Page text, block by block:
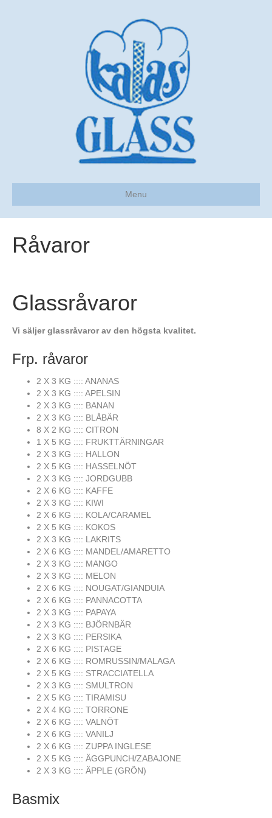
Menu
Råvaror
Glassråvaror
Vi säljer glassråvaror av den högsta kvalitet.
Frp. råvaror
2 X 3 KG :::: ANANAS
2 X 3 KG :::: APELSIN
2 X 3 KG :::: BANAN
2 X 3 KG :::: BLÅBÄR
8 X 2 KG :::: CITRON
1 X 5 KG :::: FRUKTTÄRNINGAR
2 X 3 KG :::: HALLON
2 X 5 KG :::: HASSELNÖT
2 X 3 KG :::: JORDGUBB
2 X 6 KG :::: KAFFE
2 X 3 KG :::: KIWI
2 X 6 KG :::: KOLA/CARAMEL
2 X 5 KG :::: KOKOS
2 X 3 KG :::: LAKRITS
2 X 6 KG :::: MANDEL/AMARETTO
2 X 3 KG :::: MANGO
2 X 3 KG :::: MELON
2 X 6 KG :::: NOUGAT/GIANDUIA
2 X 6 KG :::: PANNACOTTA
2 X 3 KG :::: PAPAYA
2 X 3 KG :::: BJÖRNBÄR
2 X 3 KG :::: PERSIKA
2 X 6 KG :::: PISTAGE
2 X 6 KG :::: ROMRUSSIN/MALAGA
2 X 5 KG :::: STRACCIATELLA
2 X 3 KG :::: SMULTRON
2 X 5 KG :::: TIRAMISU
2 X 4 KG :::: TORRONE
2 X 6 KG :::: VALNÖT
2 X 6 KG :::: VANILJ
2 X 6 KG :::: ZUPPA INGLESE
2 X 5 KG :::: ÄGGPUNCH/ZABAJONE
2 X 3 KG :::: ÄPPLE (GRÖN)
Basmix